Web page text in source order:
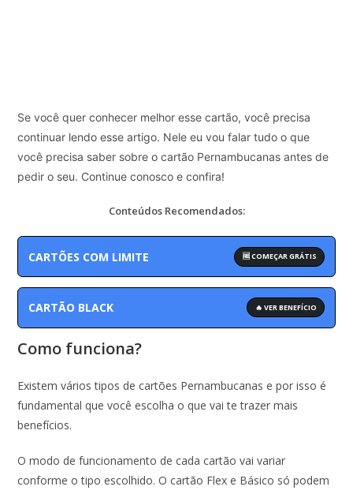
Se você quer conhecer melhor esse cartão, você precisa
continuar lendo esse artigo. Nele eu vou falar tudo o que
você precisa saber sobre o cartão Pernambucanas antes de
pedir o seu. Continue conosco e confira!
Conteúdos Recomendados:
CARTÕES COM LIMITE 🆓 COMEÇAR GRÁTIS
CARTÃO BLACK 🔥 VER BENEFÍCIO
Como funciona?
Existem vários tipos de cartões Pernambucanas e por isso é
fundamental que você escolha o que vai te trazer mais
benefícios.
O modo de funcionamento de cada cartão vai variar
conforme o tipo escolhido. O cartão Flex e Básico só podem